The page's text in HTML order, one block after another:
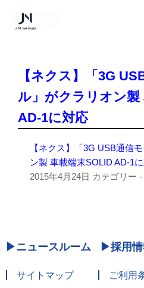
【ネクス】「3G
ル」がクラリオン製
AD-1に対応
【ネクス】「3G USB通信
ン製 車載端末SOLID AD-1
2015年4月24日 カテゴリー -
ニュースルーム 採用
サイトマップ
ご利用